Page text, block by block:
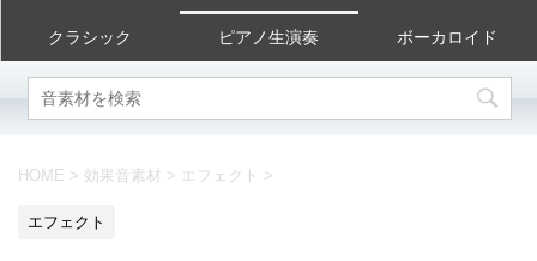
当サイトについて
ご利用規約
クラシック ピアノ生演奏 ボーカロイド
HOME > 効果音素材 > エフェクト >
エフェクト